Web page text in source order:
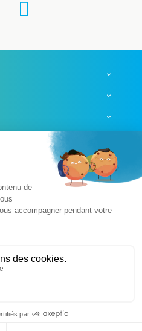
légales
de ventes
signalement